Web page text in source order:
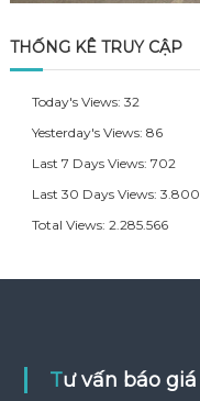
THỐNG KÊ TRUY CẬP
Today's Views: 32
Yesterday's Views: 86
Last 7 Days Views: 702
Last 30 Days Views: 3.800
Total Views: 2.285.566
Tư vấn báo giá